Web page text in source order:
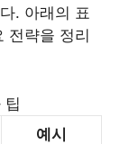
. 아래의 표
전략을 정리
팁
예시